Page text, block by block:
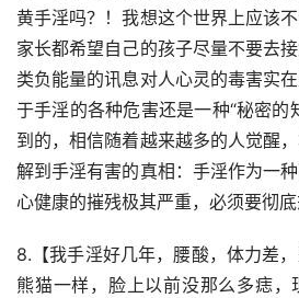
黄手淫吗？！我想这个世界上应该
家长都希望自己的孩子尽量不要去
类负能量的讯息对人心灵的毒害实
于手淫的各种危害还是一种“秘密的
到的，相信随着越来越多的人觉醒
解到手淫有害的真相：手淫作为一
心健康的摧残极其严重，必须要彻底
8.【我手淫好几年，腰酸，体力差
熊猫一样，脸上以前没那么多痣